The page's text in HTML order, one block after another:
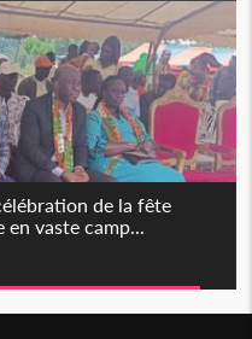
de la fête
vaste camp...